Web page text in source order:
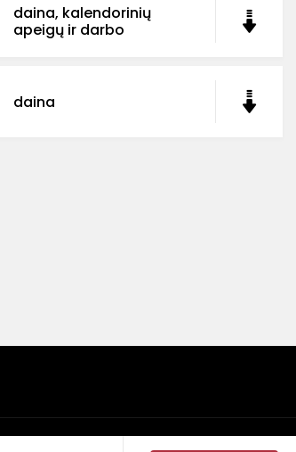
daina, kalendorinių
apeigų ir darbo
daina